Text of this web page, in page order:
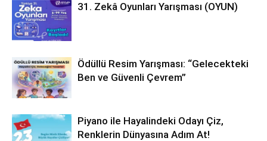
31. Zekâ Oyunları Yarışması (OYUN)
Ödüllü Resim Yarışması: “Gelecekteki
Ben ve Güvenli Çevrem”
Piyano ile Hayalindeki Odayı Çiz,
Renklerin Dünyasına Adım At!